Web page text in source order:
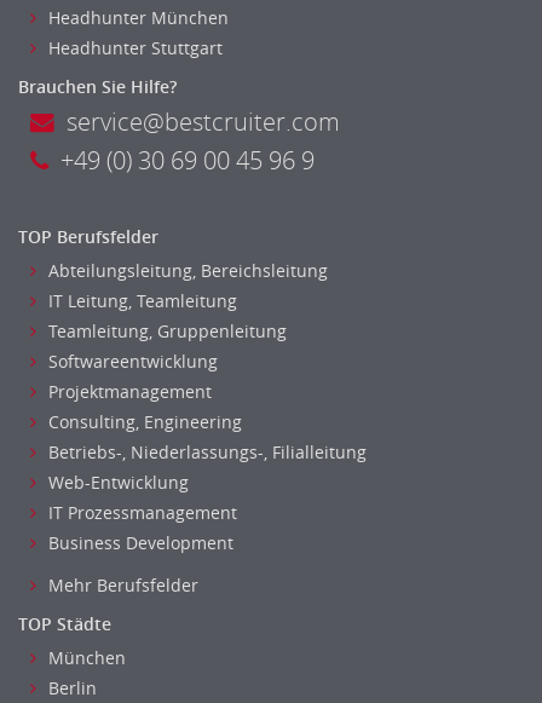
Headhunter München
Headhunter Stuttgart
Brauchen Sie Hilfe?
service@bestcruiter.com
+49 (0) 30 69 00 45 96 9
TOP Berufsfelder
Abteilungsleitung, Bereichsleitung
IT Leitung, Teamleitung
Teamleitung, Gruppenleitung
Softwareentwicklung
Projektmanagement
Consulting, Engineering
Betriebs-, Niederlassungs-, Filialleitung
Web-Entwicklung
IT Prozessmanagement
Business Development
Mehr Berufsfelder
TOP Städte
München
Berlin